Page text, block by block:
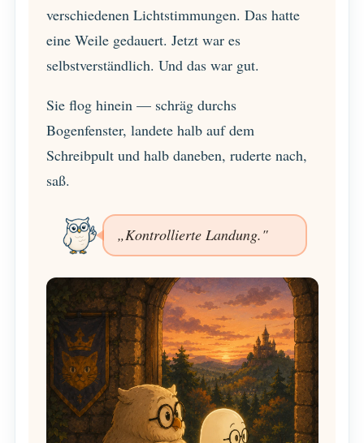
verschiedenen Lichtstimmungen. Das hatte
eine Weile gedauert. Jetzt war es
selbstverständlich. Und das war gut.
Sie flog hinein — schräg durchs
Bogenfenster, landete halb auf dem
Schreibpult und halb daneben, ruderte nach,
saß.
„Kontrollierte Landung."